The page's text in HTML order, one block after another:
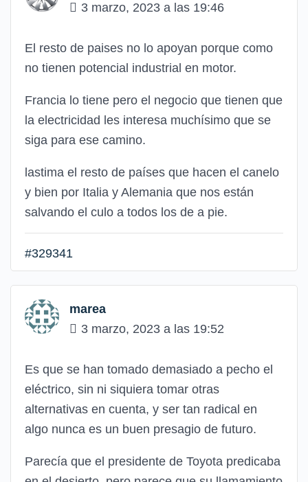
3 marzo, 2023 a las 19:46
El resto de paises no lo apoyan porque como
no tienen potencial industrial en motor.
Francia lo tiene pero el negocio que tienen que
la electricidad les interesa muchísimo que se
siga para ese camino.
lastima el resto de países que hacen el canelo
y bien por Italia y Alemania que nos están
salvando el culo a todos los de a pie.
#329341
marea
3 marzo, 2023 a las 19:52
Es que se han tomado demasiado a pecho el
eléctrico, sin ni siquiera tomar otras
alternativas en cuenta, y ser tan radical en
algo nunca es un buen presagio de futuro.
Parecía que el presidente de Toyota predicaba